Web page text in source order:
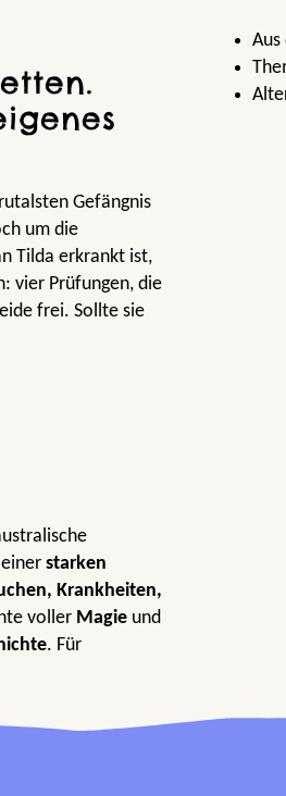
Gefängnis
um die
Tilda erkrankt ist,
vier Prüfungen, die
frei. Sollte sie
starken
Krankheiten,
voller Magie und
. Für
Aus